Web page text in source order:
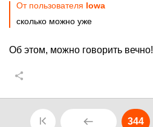
От пользователя lowa
сколько можно уже
Об этом, можно говорить вечно!
344